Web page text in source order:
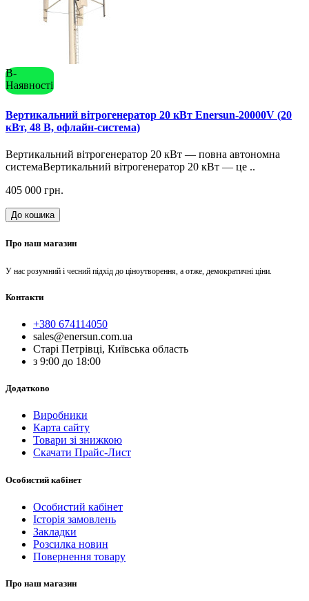
В-
Наявності
Вертикальний вітрогенератор 20 кВт Enersun-20000V (20
кВт, 48 В, офлайн-система)
Вертикальний вітрогенератор 20 кВт — повна автономна
системаВертикальний вітрогенератор 20 кВт — це ..
405 000 грн.
До кошика
Про наш магазин
У нас розумний і чесний підхід до ціноутворення, а отже, демократичні ціни.
Контакти
+380 674114050
sales@enersun.com.ua
Старі Петрівці, Київська область
з 9:00 до 18:00
Додатково
Виробники
Карта сайту
Товари зі знижкою
Скачати Прайс-Лист
Особистий кабінет
Особистий кабінет
Історія замовлень
Закладки
Розсилка новин
Повернення товару
Про наш магазин